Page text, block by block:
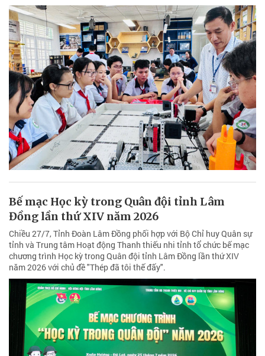
Bế mạc Học kỳ trong Quân đội tỉnh Lâm
Đồng lần thứ XIV năm 2026
Chiều 27/7, Tỉnh Đoàn Lâm Đồng phối hợp với Bộ Chỉ huy Quân sự
tỉnh và Trung tâm Hoạt động Thanh thiếu nhi tỉnh tổ chức bế mạc
chương trình Học kỳ trong Quân đội tỉnh Lâm Đồng lần thứ XIV
năm 2026 với chủ đề "Thép đã tôi thế đấy".